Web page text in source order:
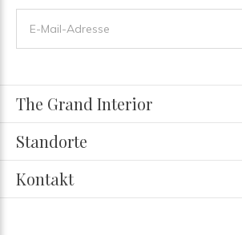
The Grand Interior
Standorte
Kontakt